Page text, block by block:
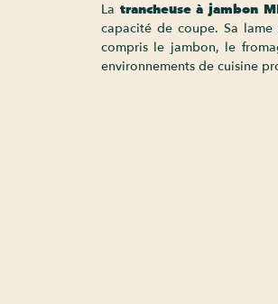
La trancheuse à jambon
capacité de coupe. Sa
compris le jambon, le
environnements de cuisine